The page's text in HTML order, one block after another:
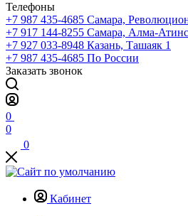
Телефоны
+7 987 435-4685 Самара,
+7 917 144-8255 Самара, Алма-
+7 927 033-8948 Казань, Ташаяк 1
+7 987 435-4685 По России
Заказать звонок
0
0
0
Кабинет